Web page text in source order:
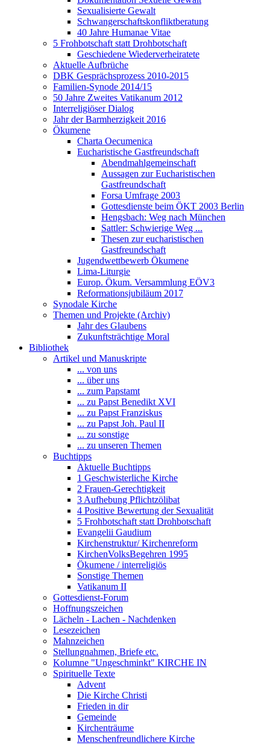
Sexualisierte Gewalt
Schwangerschaftskonfliktberatung
40 Jahre Humanae Vitae
5 Frohbotschaft statt Drohbotschaft
Geschiedene Wiederverheiratete
Aktuelle Aufbrüche
DBK Gesprächsprozess 2010-2015
Familien-Synode 2014/15
50 Jahre Zweites Vatikanum 2012
Interreligiöser Dialog
Jahr der Barmherzigkeit 2016
Ökumene
Charta Oecumenica
Eucharistische Gastfreundschaft
Abendmahlgemeinschaft
Aussagen zur Eucharistischen
Gastfreundschaft
Forsa Umfrage 2003
Gottesdienste beim ÖKT 2003 Berlin
Hengsbach: Weg nach München
Sattler: Schwierige Weg ...
Thesen zur eucharistischen
Gastfreundschaft
Jugendwettbewerb Ökumene
Lima-Liturgie
Europ. Ökum. Versammlung EÖV3
Reformationsjubiläum 2017
Synodale Kirche
Themen und Projekte (Archiv)
Jahr des Glaubens
Zukunftsträchtige Moral
Bibliothek
Artikel und Manuskripte
... von uns
... über uns
... zum Papstamt
... zu Papst Benedikt XVI
... zu Papst Franziskus
... zu Papst Joh. Paul II
... zu sonstige
... zu unseren Themen
Buchtipps
Aktuelle Buchtipps
1 Geschwisterliche Kirche
2 Frauen-Gerechtigkeit
3 Aufhebung Pflichtzölibat
4 Positive Bewertung der Sexualität
5 Frohbotschaft statt Drohbotschaft
Evangelii Gaudium
Kirchenstruktur/ Kirchenreform
KirchenVolksBegehren 1995
Ökumene / interreligiös
Sonstige Themen
Vatikanum II
Gottesdienst-Forum
Hoffnungszeichen
Lächeln - Lachen - Nachdenken
Lesezeichen
Mahnzeichen
Stellungnahmen, Briefe etc.
Kolumne "Ungeschminkt" KIRCHE IN
Spirituelle Texte
Advent
Die Kirche Christi
Frieden in dir
Gemeinde
Kirchenträume
Menschenfreundlichere Kirche